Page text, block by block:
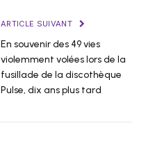
ARTICLE SUIVANT
En souvenir des 49 vies
violemment volées lors de la
fusillade de la discothèque
Pulse, dix ans plus tard